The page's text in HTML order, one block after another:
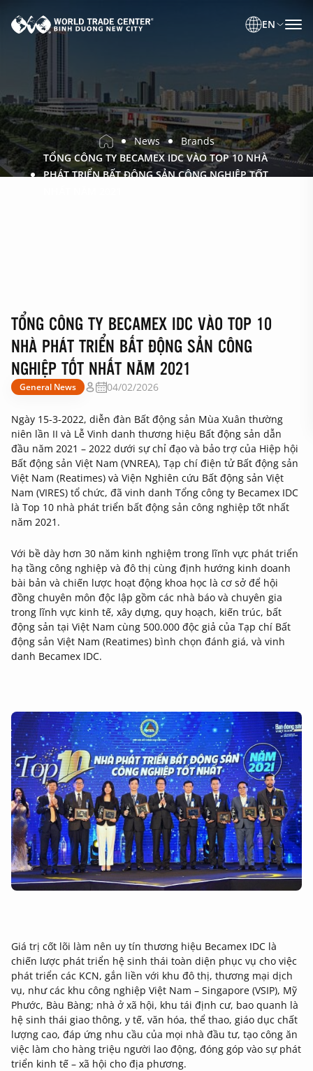
EN
News
Brands
TỔNG CÔNG TY BECAMEX IDC VÀO TOP 10 NHÀ
PHÁT TRIỂN BẤT ĐỘNG SẢN CÔNG NGHIỆP TỐT
TỔNG CÔNG TY BECAMEX IDC VÀO TOP 10
NHÀ PHÁT TRIỂN BẤT ĐỘNG SẢN CÔNG
NGHIỆP TỐT NHẤT NĂM 2021
General News 04/02/2026
Ngày 15-3-2022, diễn đàn Bất động sản Mùa Xuân thường
niên lần II và Lễ Vinh danh thương hiệu Bất động sản dẫn
đầu năm 2021 – 2022 dưới sự chỉ đạo và bảo trợ của Hiệp hội
Bất động sản Việt Nam (VNREA), Tạp chí điện tử Bất động sản
Việt Nam (Reatimes) và Viện Nghiên cứu Bất động sản Việt
Nam (VIRES) tổ chức, đã vinh danh Tổng công ty Becamex IDC
là Top 10 nhà phát triển bất động sản công nghiệp tốt nhất
năm 2021.
Với bề dày hơn 30 năm kinh nghiệm trong lĩnh vực phát triển
hạ tầng công nghiệp và đô thị cùng định hướng kinh doanh
bài bản và chiến lược hoạt động khoa học là cơ sở để hội
đồng chuyên môn độc lập gồm các nhà báo và chuyên gia
trong lĩnh vực kinh tế, xây dựng, quy hoạch, kiến trúc, bất
động sản tại Việt Nam cùng 500.000 độc giả của Tạp chí Bất
động sản Việt Nam (Reatimes) bình chọn đánh giá, và vinh
danh Becamex IDC.
Giá trị cốt lõi làm nên uy tín thương hiệu Becamex IDC là
chiến lược phát triển hệ sinh thái toàn diện phục vụ cho việc
phát triển các KCN, gắn liền với khu đô thị, thương mại dịch
vụ, như các khu công nghiệp Việt Nam – Singapore (VSIP), Mỹ
Phước, Bàu Bàng; nhà ở xã hội, khu tái định cư, bao quanh là
hệ sinh thái giao thông, y tế, văn hóa, thể thao, giáo dục chất
lượng cao, đáp ứng nhu cầu của mọi nhà đầu tư, tạo công ăn
việc làm cho hàng triệu người lao động, đóng góp vào sự phát
triển kinh tế – xã hội cho địa phương.